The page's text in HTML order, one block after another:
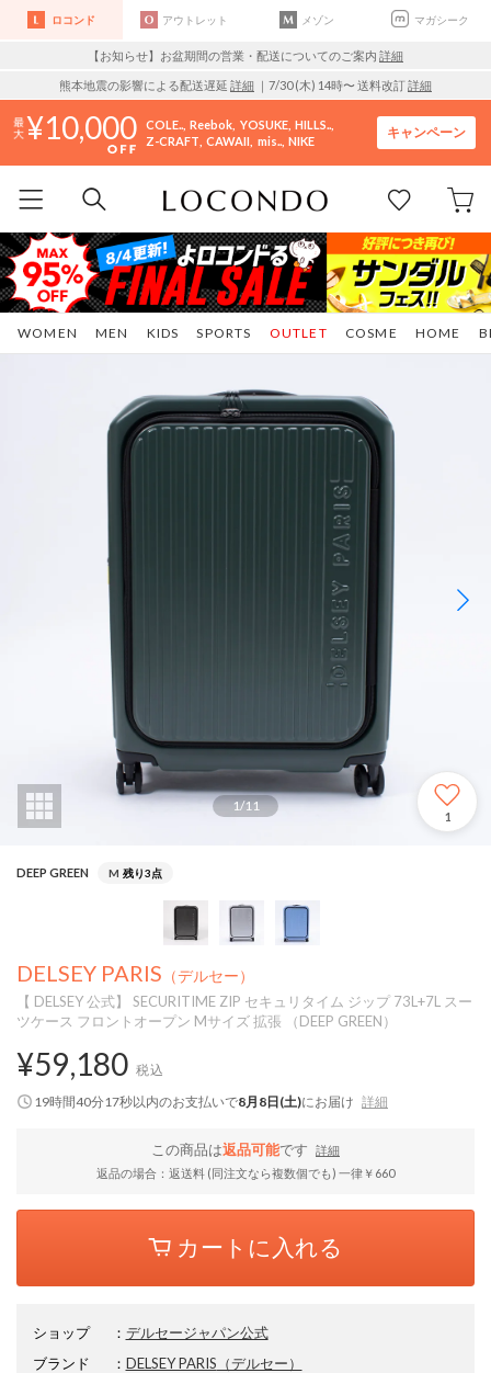
ロコンド アウトレット メゾン マガシーク
【お知らせ】お盆期間の営業・配送についてのご案内 詳細
熊本地震の影響による配送遅延 詳細 ｜7/30 (木) 14時〜 送料改訂詳細
10,000 COLE.. Reebok YOSUKE HILLS..
Z-CRAFT CAWAII mis.. NIKE
キャンペーン
WOMEN MEN KIDS SPORTS COSME HOME
OUTLET
1/11
1
DEEP GREEN M 残り3点
DELSEY PARIS （デルセー）
【 DELSEY 公式】 SECURITIME ZIP セキュリタイム ジップ 73L+7L スー
ツケース フロントオープン Mサイズ 拡張 （DEEP GREEN）
¥59,180 税込
19時間40分16秒以内のお支払いで8月8日(土)にお届け 詳細
この商品は返品可能です
詳細
返品の場合：返送料 (同注文なら複数個でも) 一律￥660
カートに入れる
ショップ ： デルセージャパン公式
ブランド
： DELSEY PARIS （デルセー）